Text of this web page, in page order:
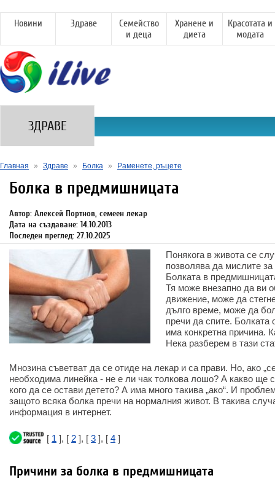
Новини Здраве
Семейство
и деца
Хранене и
диета
Красотата и
модата
ЗДРАВЕ
Главная » Здраве » Болка » Раменете, ръцете
Болка в предмишницата
Автор: Алексей Портнов, семеен лекар
Дата на създаване: 14.10.2013
Последен преглед: 27.10.2025
Понякога в живота се
позволява да мислите
Болката в
Тя може внезапно да ви
движение, може да
дълго време, може да
пречи да спите. Болката
има конкретна причина.
Нека разберем в тази
Мнозина съветват да се отиде на лекар и са прави. Но, ако
необходима линейка - не е ли чак толкова лошо? А какво ще
кого да се остави детето? А има много такива „ако“. И
защото всяка болка пречи на нормалния живот. В такива
информация в интернет.
[ 1 ], [ 2 ], [ 3 ], [ 4 ]
Причини за болка в предмишницата